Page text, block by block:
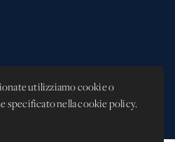
utilizziamo cookie o
specificato nella cookie policy.